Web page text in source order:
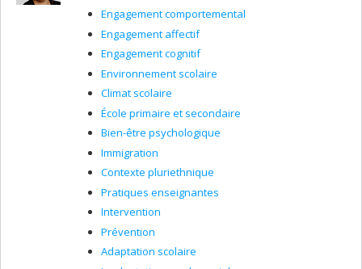
Engagement comportemental
Engagement affectif
Engagement cognitif
Environnement scolaire
Climat scolaire
École primaire et secondaire
Bien-être psychologique
Immigration
Contexte pluriethnique
Pratiques enseignantes
Intervention
Prévention
Adaptation scolaire